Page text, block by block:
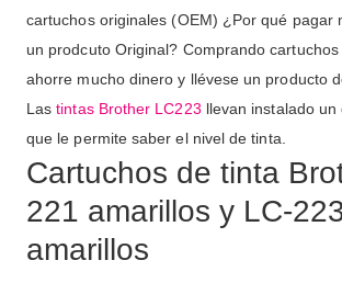
cartuchos originales (OEM) ¿Por qué pagar
un prodcuto Original? Comprando
ahorre mucho dinero y llévese un producto
Lastintas Brother LC223 llevan instalado
que le permite saber el nivel de tinta.
Cartuchos de tinta
221 amarillos y LC-
amarillos